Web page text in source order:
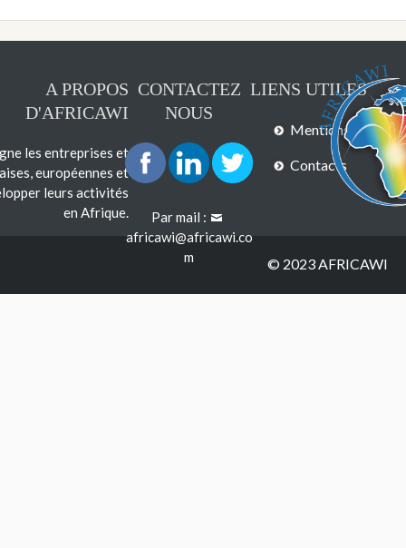
A PROPOS
D'AFRICAWI
les entreprises et
européennes et
leurs activités
en Afrique.
CONTACTEZ
NOUS
Par mail :
africawi@africawi.co
m
LIENS UTILES
Mentions légales
Contacts
© 2023 AFRICAWI